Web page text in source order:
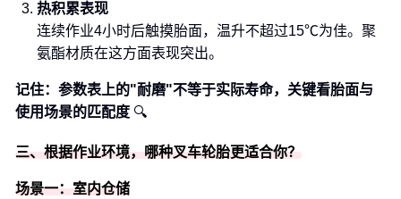
热积累表现
连续作业4小时后触摸胎面，温升不超过15℃为佳。聚
氨酯材质在这方面表现突出。
记住：参数表上的"耐磨"不等于实际寿命，关键看胎面与
使用场景的匹配度 🔍
三、根据作业环境，哪种叉车轮胎更适合你？
场景一：室内仓储